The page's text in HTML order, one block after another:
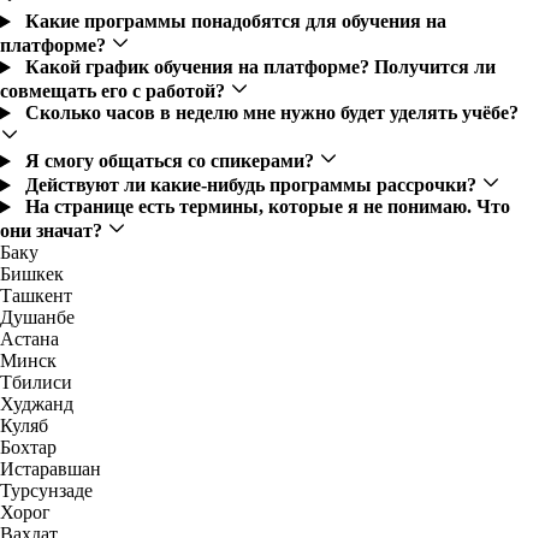
Какие программы понадобятся для обучения на
платформе?
Какой график обучения на платформе? Получится ли
совмещать его с работой?
Сколько часов в неделю мне нужно будет уделять учёбе?
Я смогу общаться со спикерами?
Действуют ли какие-нибудь программы рассрочки?
На странице есть термины, которые я не понимаю. Что
они значат?
Баку
Бишкек
Ташкент
Душанбе
Астана
Минск
Тбилиси
Худжанд
Куляб
Бохтар
Истаравшан
Турсунзаде
Хорог